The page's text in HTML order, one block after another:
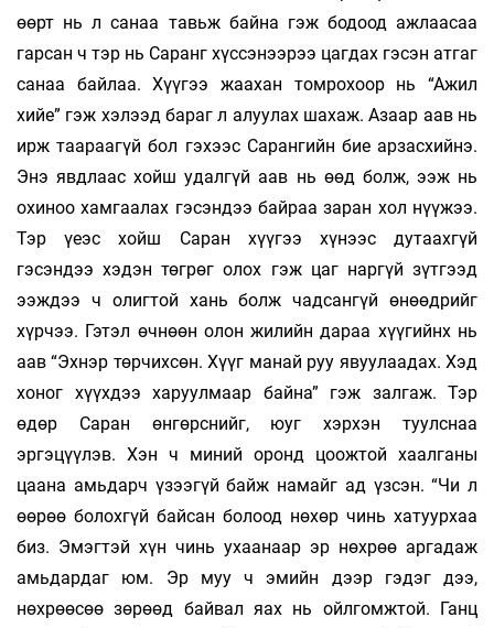
өөрт нь л санаа тавьж байна гэж бодоод ажлаасаа
гарсан ч тэр нь Саранг хүссэнээрээ цагдах гэсэн атгаг
санаа байлаа. Хүүгээ жаахан томрохоор нь “Ажил
хийе” гэж хэлээд бараг л алуулах шахаж. Азаар аав нь
ирж таараагүй бол гэхээс Сарангийн бие арзасхийнэ.
Энэ явдлаас хойш удалгүй аав нь өөд болж, ээж нь
охиноо хамгаалах гэсэндээ байраа заран хол нүүжээ.
Тэр үеэс хойш Саран хүүгээ хүнээс дутаахгүй
гэсэндээ хэдэн төгрөг олох гэж цаг наргүй зүтгээд
ээждээ ч олигтой хань болж чадсангүй өнөөдрийг
хүрчээ. Гэтэл өчнөөн олон жилийн дараа хүүгийнх нь
аав “Эхнэр төрчихсөн. Хүүг манай руу явуулаадах. Хэд
хоног хүүхдээ харуулмаар байна” гэж залгаж. Тэр
өдөр Саран өнгөрснийг, юуг хэрхэн туулснаа
эргэцүүлэв. Хэн ч миний оронд цоожтой хаалганы
цаана амьдарч үзээгүй байж намайг ад үзсэн. “Чи л
өөрөө болохгүй байсан болоод нөхөр чинь хатуурхаа
биз. Эмэгтэй хүн чинь ухаанаар эр нөхрөө аргадаж
амьдардаг юм. Эр муу ч эмийн дээр гэдэг дээ,
нөхрөөсөө зөрөөд байвал яах нь ойлгомжтой. Ганц